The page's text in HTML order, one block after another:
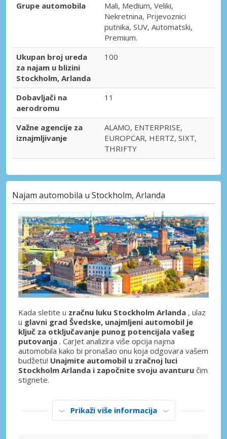
Grupe automobila
Mali, Medium, Veliki,
Nekretnina, Prijevoznici
putnika, SUV, Automatski,
Premium.
Ukupan broj ureda
za najam u blizini
Stockholm, Arlanda
100
Dobavljači na
aerodromu
11
Važne agencije za
iznajmljivanje
ALAMO, ENTERPRISE,
EUROPCAR, HERTZ, SIXT,
THRIFTY
Najam automobila u Stockholm, Arlanda
Kada sletite u zračnu luku Stockholm Arlanda , ulaz
u glavni grad Švedske, unajmljeni automobil je
ključ za otključavanje punog potencijala vašeg
putovanja . CarJet analizira više opcija najma
automobila kako bi pronašao onu koja odgovara vašem
budžetu! Unajmite automobil u zračnoj luci
Stockholm Arlanda i započnite svoju avanturu čim
stignete.
Prikaži više informacija